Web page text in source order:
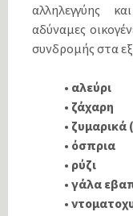
αλληλεγγύης
αδύναμες
συνδρομής στα
• αλεύρι
• ζάχαρη
• ζυμαρικά
• όσπρια
• ρύζι
• γάλα
•